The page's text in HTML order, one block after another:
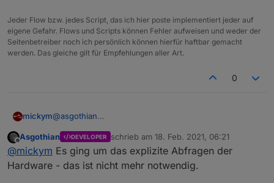
Jeder Flow bzw. jedes Script, das ich hier poste implementiert jeder auf
eigene Gefahr. Flows und Scripts können Fehler aufweisen und weder der
Seitenbetreiber noch ich persönlich können hierfür haftbar gemacht
werden. Das gleiche gilt für Empfehlungen aller Art.
0
mickym@asgothian
state nun dem Zustand entspricht, aber ausschalten
muss ich sie ja trotzdem über Logik.
Wie gesagt es ist eine Riesenverbesserung, dass man
nun den aktuellen Zustand in den Datenpunkten sieht,
aber die Tradfri Lampen schalten sich nun mal immer
ein, wenn der Strom wiederkommt - egal welchen
Offline
Asgothian DEVELOPER schrieb am 18. Feb. 2021, 06:21
zuletzt editiert von
@mickym Es ging um das explizite Abfragen der
Hardware - das ist nicht mehr notwendig.